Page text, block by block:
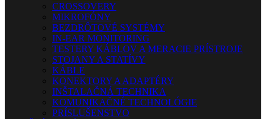
CROSSOVERY
MIKROFÓNY
BEZDRÔTOVÉ SYSTÉMY
IN-EAR MONITORING
TESTERY KÁBLOV A MERACIE PRÍSTROJE
STOJANY A STATÍVY
KÁBLE
KONEKTORY A ADAPTÉRY
INŠTALAČNÁ TECHNIKA
KOMUNIKAČNÉ TECHNOLÓGIE
PRÍSLUŠENSTVO